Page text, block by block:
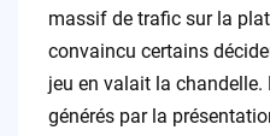
massif de trafic sur la
convaincu certains
jeu en valait la chandelle.
générés par la